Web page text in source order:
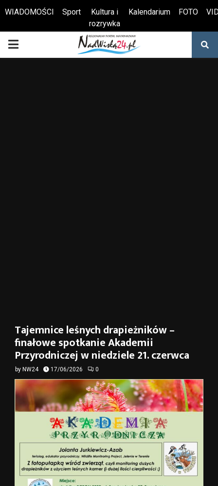
Otwórz pasek narzędzi
WIADOMOŚCI Sport
Kultura i
rozrywka
Kalendarium FOTO
PRIMARY
Tajemnice leśnych drapieżników –
finałowe spotkanie Akademii
Przyrodniczej w niedziele 21. czerwca
by NW24 17/06/2026 0